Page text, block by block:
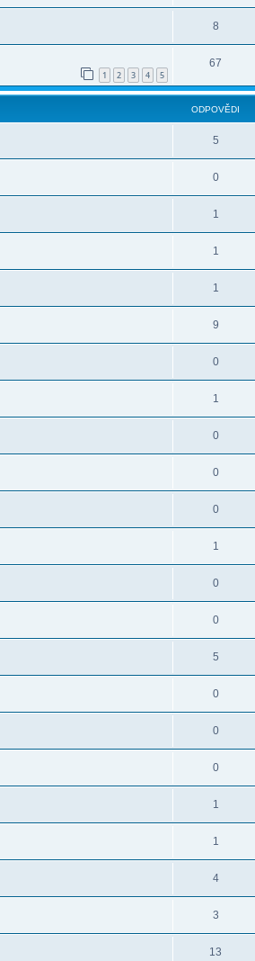
8
1 2 3 4 5
67
ODPOVĚDI
5
0
1
1
1
9
0
1
0
0
0
1
0
0
5
0
0
0
1
1
4
3
13